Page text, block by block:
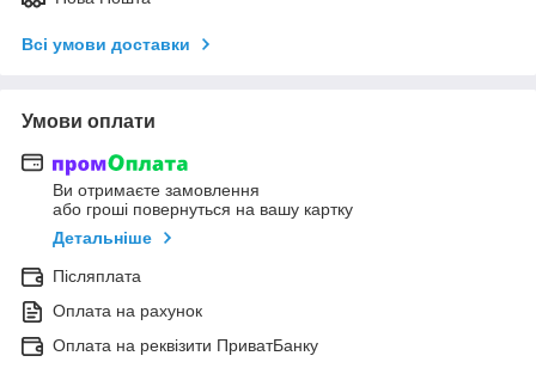
Всі умови доставки
Умови оплати
Ви отримаєте замовлення
або гроші повернуться на вашу картку
Детальніше
Післяплата
Оплата на рахунок
Оплата на реквізити ПриватБанку